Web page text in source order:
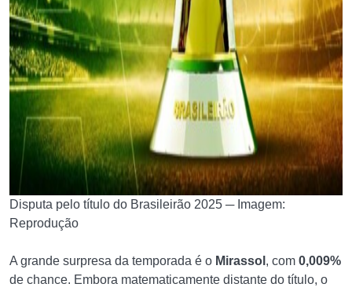
Disputa pelo título do Brasileirão 2025 ─ Imagem:
Reprodução
A grande surpresa da temporada é o Mirassol , com 0,009%
de chance. Embora matematicamente distante do título, o